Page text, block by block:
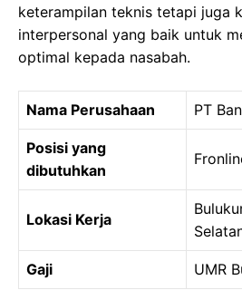
keterampilan teknis tetapi juga
interpersonal yang baik untuk
optimal kepada nasabah.
Nama Perusahaan PT
Posisi yang
dibutuhkan
Lokasi Kerja
Gaji UMR